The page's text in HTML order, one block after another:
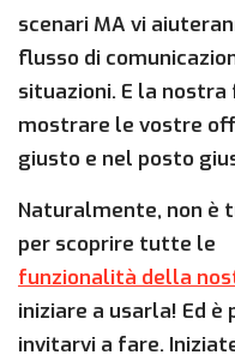
scenari MA vi
flusso di
situazioni. E la nostra
mostrare le vostre
giusto e nel posto
Naturalmente, non è
per scoprire tutte le
funzionalità della
iniziare a usarla! Ed
invitarvi a fare.